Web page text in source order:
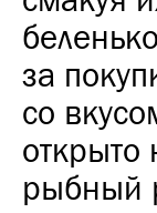
за
со
открыто
рыбный